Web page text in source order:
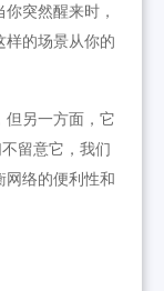
突然醒来时，
样的场景从你的
但另一方面，它
留意它，我们
网络的便利性和